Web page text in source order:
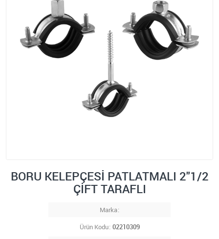
BORU KELEPÇESİ PATLATMALI 2"1/2
ÇİFT TARAFLI
Marka
Ürün Kodu 02210309